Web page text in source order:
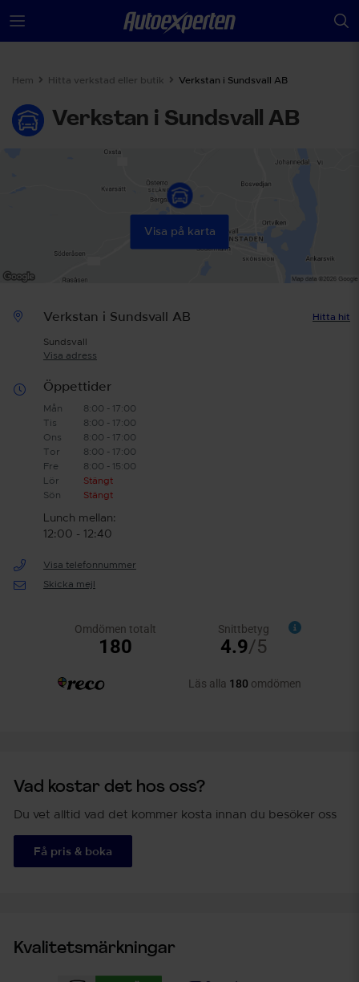
Hem Hitta verkstad eller butik Verkstan i Sundsvall AB
Verkstan i Sundsvall AB
Visa på karta
Verkstan i Sundsvall AB
Sundsvall
Visa adress
Hitta hit
Öppettider
Mån
8:00 - 17:00
Tis
8:00 - 17:00
Ons
8:00 - 17:00
Tor
8:00 - 17:00
Fre
8:00 - 15:00
Lör
Stängt
Sön
Stängt
Lunch mellan:
12:00 - 12:40
Visa telefonnummer
Skicka mejl
Vad kostar det hos oss?
Du vet alltid vad det kommer kosta innan du besöker oss
Få pris & boka
Kvalitetsmärkningar